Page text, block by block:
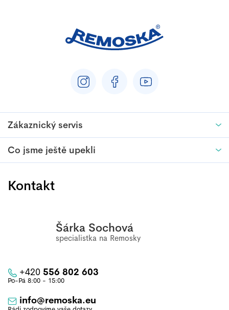
Zákaznický servis
Co jsme ještě upekli
Kontakt
Šárka Sochová
info@remoska.eu
+420 556 802 603